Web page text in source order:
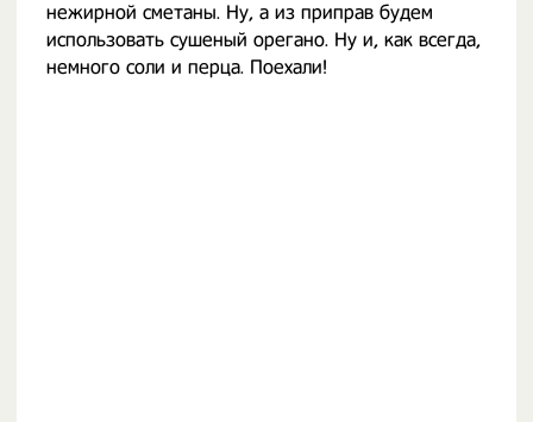
нежирной сметаны. Ну, а из приправ будем
использовать сушеный орегано. Ну и, как всегда,
немного соли и перца. Поехали!